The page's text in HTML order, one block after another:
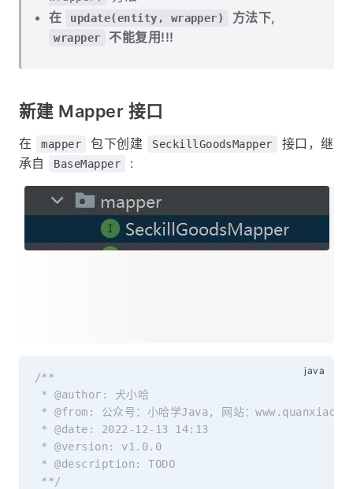
在
update(entity, wrapper) 方法下,
wrapper 不能复用!!!
新建 Mapper 接口
在 mapper 包下创建 SeckillGoodsMapper
接口，继
承自
BaseMapper :
/**
* @author: 犬小哈
* @from: 公众号：小哈学Java, 网站：
* @date: 2022-12-13 14:13
* @version: v1.0.0
* @description: TODO
**/